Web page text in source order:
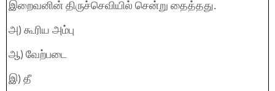
இறைவனின் திருச்செவியில் சென்று தைத்தது.
அ) கூரிய அம்பு
ஆ) வேற்படை
இ) தீ